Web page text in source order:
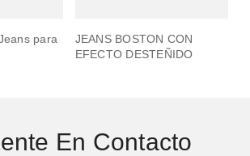
para
JEANS BOSTON CON
EFECTO DESTEÑIDO
En Contacto